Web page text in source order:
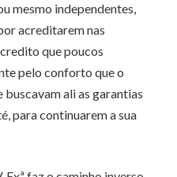
mesmo independentes,
acreditarem nas
que poucos
pelo conforto que o
buscavam ali as garantias
para continuarem a sua